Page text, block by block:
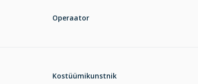
Operaator
Kostüümikunstnik